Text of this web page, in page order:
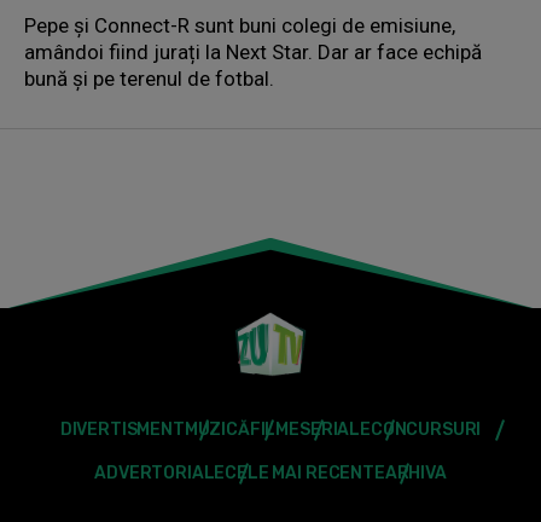
Pepe și Connect-R sunt buni colegi de emisiune,
amândoi fiind jurați la Next Star. Dar ar face echipă
bună și pe terenul de fotbal.
DIVERTISMENT MUZICĂFILMESERIALECONCURSURI
ADVERTORIALECELE MAI RECENTEARHIVA